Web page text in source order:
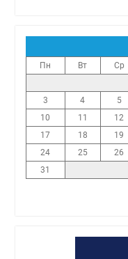
Пн Вт Ср
3
4 5
10
11 12
17
18 19
24
25 26
31